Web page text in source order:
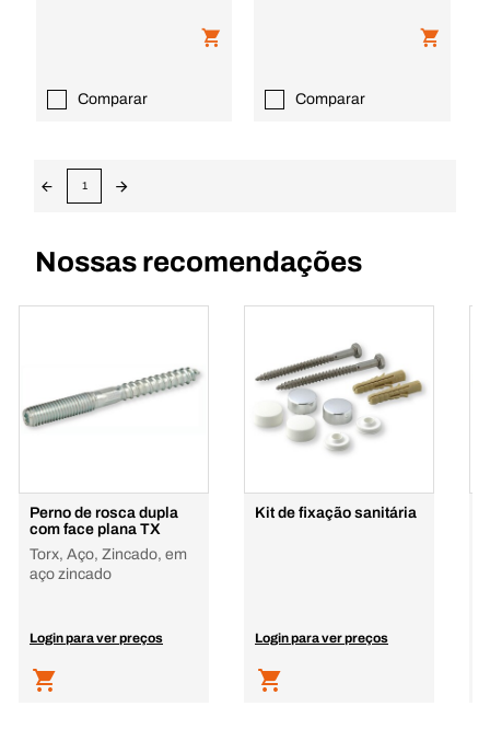
Comparar Comparar
1
Nossas recomendações
Perno de rosca dupla
com face plana TX
Torx, Aço, Zincado, em
aço zincado
Login para ver preços
Kit de fixação sanitária
Login para ver preços